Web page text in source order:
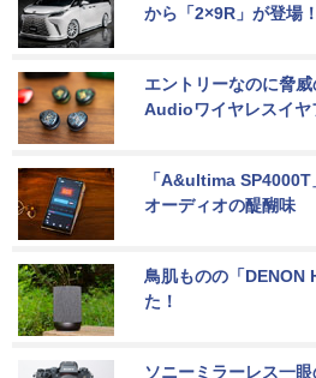
から「2×9R」が登場！
エントリーなのに脅
Audioワイヤレスイヤ
「A&ultima
オーディオの醍醐味
鳥肌ものの「DENON
た！
ソニーミラーレス一